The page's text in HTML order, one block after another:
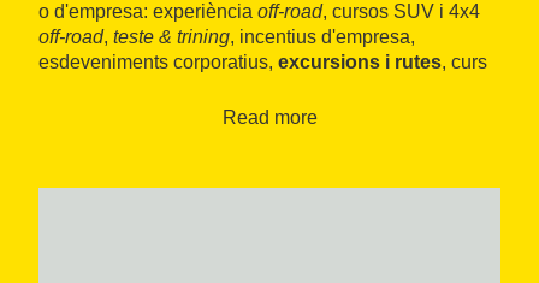
o d'empresa: experiència off-road, cursos SUV i 4x4
off-road, teste & trining, incentius d'empresa,
esdeveniments corporatius, excursions i rutes, curs
trail. A més de les pistes,
cultura i història.
Read more